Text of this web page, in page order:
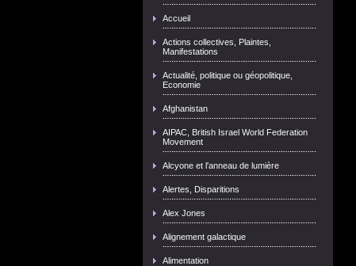
Accueil
Actions collectives, Plaintes,
Manifestations
Actualité, politique ou géopolitique,
Economie
Afghanistan
AIPAC, British Israel World Federation
Movement
Alcyone et l'anneau de lumière
Alertes, Disparitions
Alex Jones
Alignement galactique
Alimentation